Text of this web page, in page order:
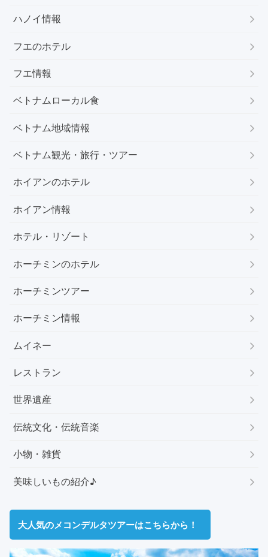
ハノイ情報
フエのホテル
フエ情報
ベトナムローカル食
ベトナム地域情報
ベトナム観光・旅行・ツアー
ホイアンのホテル
ホイアン情報
ホテル・リゾート
ホーチミンのホテル
ホーチミンツアー
ホーチミン情報
ムイネー
レストラン
世界遺産
伝統文化・伝統音楽
小物・雑貨
美味しいもの紹介♪
大人気のメコンデルタツアーはこちらから！